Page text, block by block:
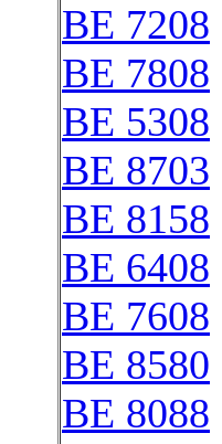
BE 7208
BE 7808
BE 5308
BE 8703
BE 8158
BE 6408
BE 7608
BE 8580
BE 8088